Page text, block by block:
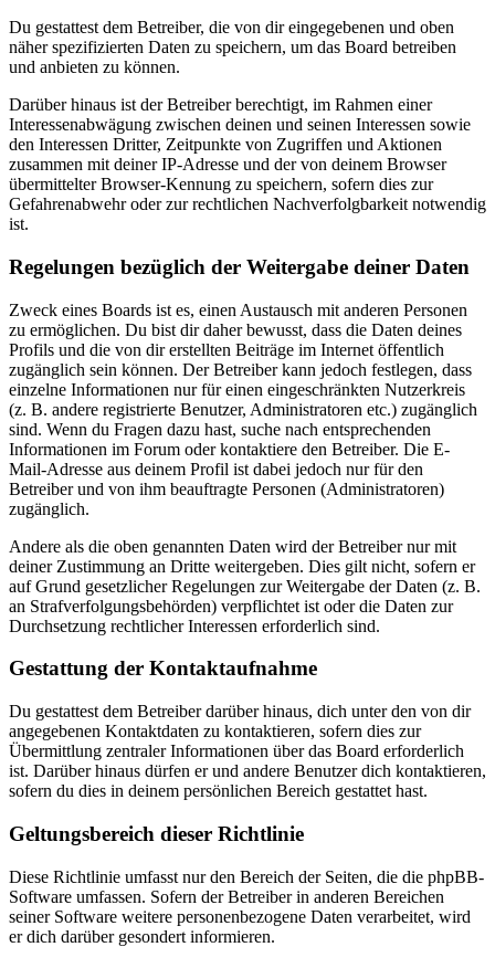
Du gestattest dem Betreiber, die von dir eingegebenen und oben
näher spezifizierten Daten zu speichern, um das Board betreiben
und anbieten zu können.
Darüber hinaus ist der Betreiber berechtigt, im Rahmen einer
Interessenabwägung zwischen deinen und seinen Interessen sowie
den Interessen Dritter, Zeitpunkte von Zugriffen und Aktionen
zusammen mit deiner IP-Adresse und der von deinem Browser
übermittelter Browser-Kennung zu speichern, sofern dies zur
Gefahrenabwehr oder zur rechtlichen Nachverfolgbarkeit notwendig
ist.
Regelungen bezüglich der Weitergabe deiner Daten
Zweck eines Boards ist es, einen Austausch mit anderen Personen
zu ermöglichen. Du bist dir daher bewusst, dass die Daten deines
Profils und die von dir erstellten Beiträge im Internet öffentlich
zugänglich sein können. Der Betreiber kann jedoch festlegen, dass
einzelne Informationen nur für einen eingeschränkten Nutzerkreis
(z. B. andere registrierte Benutzer, Administratoren etc.) zugänglich
sind. Wenn du Fragen dazu hast, suche nach entsprechenden
Informationen im Forum oder kontaktiere den Betreiber. Die E-
Mail-Adresse aus deinem Profil ist dabei jedoch nur für den
Betreiber und von ihm beauftragte Personen (Administratoren)
zugänglich.
Andere als die oben genannten Daten wird der Betreiber nur mit
deiner Zustimmung an Dritte weitergeben. Dies gilt nicht, sofern er
auf Grund gesetzlicher Regelungen zur Weitergabe der Daten (z. B.
an Strafverfolgungsbehörden) verpflichtet ist oder die Daten zur
Durchsetzung rechtlicher Interessen erforderlich sind.
Gestattung der Kontaktaufnahme
Du gestattest dem Betreiber darüber hinaus, dich unter den von dir
angegebenen Kontaktdaten zu kontaktieren, sofern dies zur
Übermittlung zentraler Informationen über das Board erforderlich
ist. Darüber hinaus dürfen er und andere Benutzer dich kontaktieren,
sofern du dies in deinem persönlichen Bereich gestattet hast.
Geltungsbereich dieser Richtlinie
Diese Richtlinie umfasst nur den Bereich der Seiten, die die phpBB-
Software umfassen. Sofern der Betreiber in anderen Bereichen
seiner Software weitere personenbezogene Daten verarbeitet, wird
er dich darüber gesondert informieren.